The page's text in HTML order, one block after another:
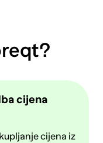
cijena
cijena iz